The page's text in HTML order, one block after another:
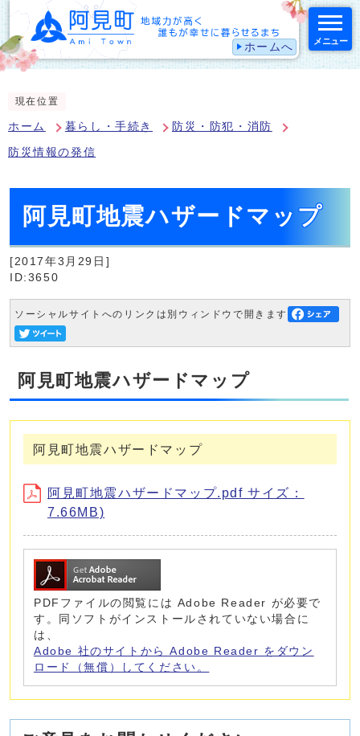
ホームへ メニュー
現在位置
ホーム 暮らし・手続き 防災・防犯・消防
防災情報の発信
阿見町地震ハザードマップ
[2017年3月29日]
ID:3650
ソーシャルサイトへのリンクは別ウィンドウで開きます
阿見町地震ハザードマップ
阿見町地震ハザードマップ
阿見町地震ハザードマップ.pdf サイズ：
7.66MB)
PDFファイルの閲覧には Adobe Reader が必要で
す。同ソフトがインストールされていない場合に
は、
Adobe 社のサイトから Adobe Reader をダウン
ロード（無償）してください。